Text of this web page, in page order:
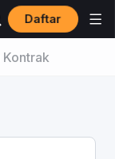
Daftar
Kontrak